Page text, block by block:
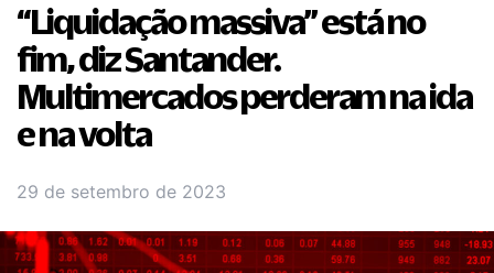
“Liquidação massiva” está no
fim, diz Santander.
Multimercados perderam na ida
e na volta
29 de setembro de 2023